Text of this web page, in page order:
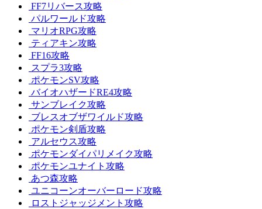
FF7リバース攻略
パルワールド攻略
マリオRPG攻略
ティアキン攻略
FF16攻略
スプラ3攻略
ポケモンSV攻略
バイオハザードRE4攻略
サンブレイク攻略
ブレスオブザワイルド攻略
ポケモン剣盾攻略
アルセウス攻略
ポケモンダイパリメイク攻略
ポケモンユナイト攻略
あつ森攻略
ユニコーンオーバーロード攻略
ロストジャッジメント攻略